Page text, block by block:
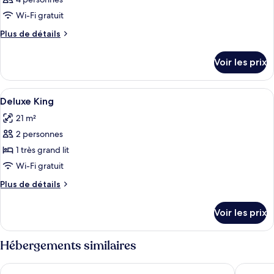
Wi-Fi gratuit
Plus de détails
Plus
le
type
de
Chambre
Voir les prix
Afficher
toutes
les
photos
pour
ce
type
de
Deluxe
King
Draps en coton égyptien, literie de
8
Deluxe King
21 m²
2 personnes
1 très grand lit
Wi-Fi gratuit
Plus de détails
Plus
le
type
de
Deluxe
Voir les prix
Hébergements similaires
Bayview Hotel Langkawi Aloft by